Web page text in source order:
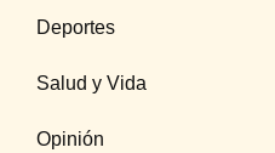
Deportes
Salud y Vida
Opinión